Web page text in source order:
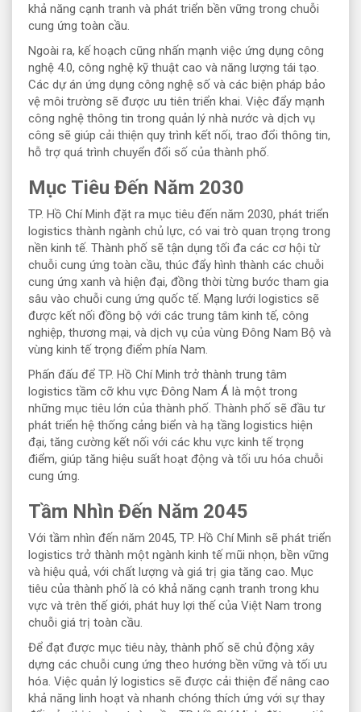
khả năng cạnh tranh và phát triển bền vững trong chuỗi
cung ứng toàn cầu.
Ngoài ra, kế hoạch cũng nhấn mạnh việc ứng dụng công
nghệ 4.0, công nghệ kỹ thuật cao và năng lượng tái tạo.
Các dự án ứng dụng công nghệ số và các biện pháp bảo
vệ môi trường sẽ được ưu tiên triển khai. Việc đẩy mạnh
công nghệ thông tin trong quản lý nhà nước và dịch vụ
công sẽ giúp cải thiện quy trình kết nối, trao đổi thông tin,
hỗ trợ quá trình chuyển đổi số của thành phố.
Mục Tiêu Đến Năm 2030
TP. Hồ Chí Minh đặt ra mục tiêu đến năm 2030, phát triển
logistics thành ngành chủ lực, có vai trò quan trọng trong
nền kinh tế. Thành phố sẽ tận dụng tối đa các cơ hội từ
chuỗi cung ứng toàn cầu, thúc đẩy hình thành các chuỗi
cung ứng xanh và hiện đại, đồng thời từng bước tham gia
sâu vào chuỗi cung ứng quốc tế. Mạng lưới logistics sẽ
được kết nối đồng bộ với các trung tâm kinh tế, công
nghiệp, thương mại, và dịch vụ của vùng Đông Nam Bộ và
vùng kinh tế trọng điểm phía Nam.
Phấn đấu để TP. Hồ Chí Minh trở thành trung tâm
logistics tầm cỡ khu vực Đông Nam Á là một trong
những mục tiêu lớn của thành phố. Thành phố sẽ đầu tư
phát triển hệ thống cảng biển và hạ tầng logistics hiện
đại, tăng cường kết nối với các khu vực kinh tế trọng
điểm, giúp tăng hiệu suất hoạt động và tối ưu hóa chuỗi
cung ứng.
Tầm Nhìn Đến Năm 2045
Với tầm nhìn đến năm 2045, TP. Hồ Chí Minh sẽ phát triển
logistics trở thành một ngành kinh tế mũi nhọn, bền vững
và hiệu quả, với chất lượng và giá trị gia tăng cao. Mục
tiêu của thành phố là có khả năng cạnh tranh trong khu
vực và trên thế giới, phát huy lợi thế của Việt Nam trong
chuỗi giá trị toàn cầu.
Để đạt được mục tiêu này, thành phố sẽ chủ động xây
dựng các chuỗi cung ứng theo hướng bền vững và tối ưu
hóa. Việc quản lý logistics sẽ được cải thiện để nâng cao
khả năng linh hoạt và nhanh chóng thích ứng với sự thay